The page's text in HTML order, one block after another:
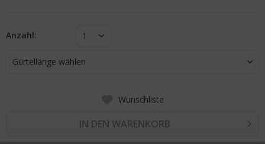
Anzahl: 1
Gürtellänge wählen
Wunschliste
IN DEN WARENKORB